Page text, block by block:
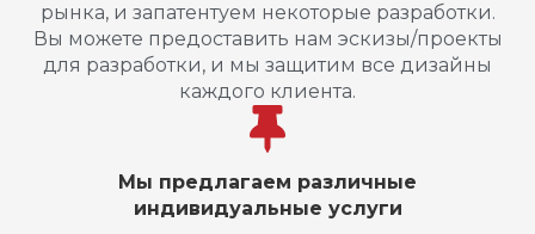
рынка, и запатентуем некоторые разработки.
Вы можете предоставить нам эскизы/проекты
для разработки, и мы защитим все дизайны
каждого клиента.
Мы предлагаем различные
индивидуальные услуги